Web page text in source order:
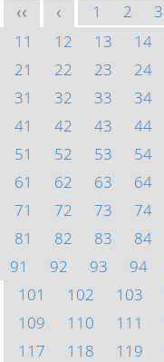
<< < 1 2 3
11
12 13 14
21
22 23 24
31
32 33 34
41
42 43 44
51
52 53 54
61
62 63 64
71
72 73 74
81
82 83 84
91
92 93 94
101
102 103
109
110 111
117
118 119